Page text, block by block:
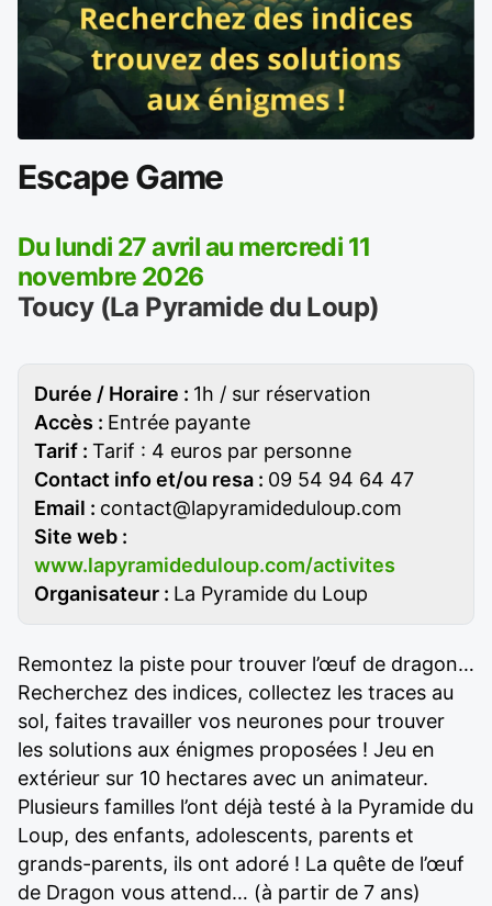
Escape Game
Du lundi 27 avril au mercredi 11
novembre 2026
Toucy (La Pyramide du Loup)
Durée / Horaire : 1h / sur réservation
Accès : Entrée payante
Tarif : Tarif : 4 euros par personne
Contact info et/ou resa : 09 54 94 64 47
Email : contact@lapyramideduloup.com
Site web :
www.lapyramideduloup.com/activites
Organisateur : La Pyramide du Loup
Remontez la piste pour trouver l’œuf de dragon…
Recherchez des indices, collectez les traces au
sol, faites travailler vos neurones pour trouver
les solutions aux énigmes proposées ! Jeu en
extérieur sur 10 hectares avec un animateur.
Plusieurs familles l’ont déjà testé à la Pyramide du
Loup, des enfants, adolescents, parents et
grands-parents, ils ont adoré ! La quête de l’œuf
de Dragon vous attend… (à partir de 7 ans)